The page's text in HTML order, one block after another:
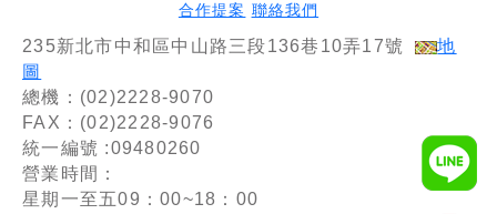
合作提案 聯絡我們
235新北市中和區中山路三段136巷10弄17號
地
圖
總機：(02)2228-9070
FAX：(02)2228-9076
統一編號 :09480260
營業時間：
星期一至五09：00~18：00